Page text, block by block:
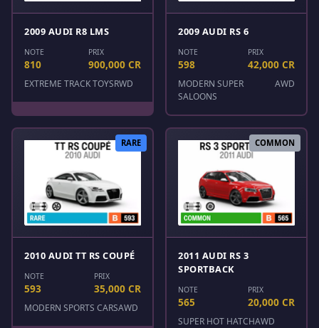
2009 AUDI R8 LMS
NOTE
810
PRIX
900,000 CR
EXTREME TRACK TOYSRWD
2009 AUDI RS 6
NOTE
598
PRIX
42,000 CR
MODERN SUPER
SALOONS
AWD
RARE
2010 AUDI TT RS COUPÉ
NOTE
593
PRIX
35,000 CR
MODERN SPORTS CARSAWD
COMMON
2011 AUDI RS 3
SPORTBACK
NOTE
565
PRIX
20,000 CR
SUPER HOT HATCHAWD